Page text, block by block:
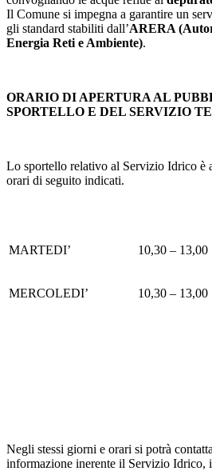
Il Comune si impegna a garantire un
gli standard stabiliti dall’ARERA
Energia Reti e Ambiente).
ORARIO DI APERTURA AL
SPORTELLO E DEL SERVIZIO
Lo sportello relativo al Servizio Idrico è
orari di seguito indicati.
MARTEDI’ 10,30 – 13,00
MERCOLEDI’ 10,30 – 13,00
Negli stessi giorni e orari si potrà
informazione inerente il Servizio Idrico,